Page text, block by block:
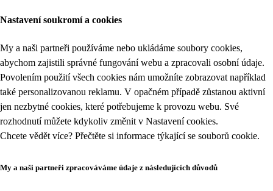
Nastavení soukromí a cookies
My a naši partneři používáme nebo ukládáme soubory cookies,
abychom zajistili správné fungování webu a zpracovali osobní údaje.
Povolením použití všech cookies nám umožníte zobrazovat například
také personalizovanou reklamu. V opačném případě zůstanou aktivní
jen nezbytné cookies, které potřebujeme k provozu webu. Své
rozhodnutí můžete kdykoliv změnit v Nastavení cookies.
Chcete vědět více? Přečtěte si informace týkající se souborů cookie.
My a naši partneři zpracováváme údaje z následujících důvodů